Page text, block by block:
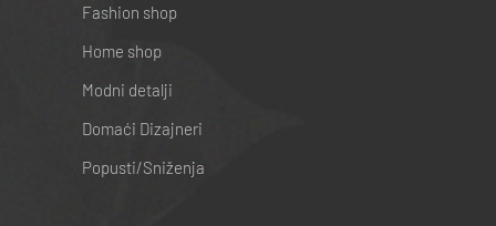
Fashion shop
Home shop
Modni detalji
Domaći Dizajneri
Popusti/Sniženja